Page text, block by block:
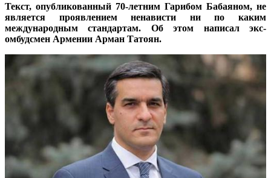
Текст, опубликованный 70-летним Гарибом Бабаяном, не
является проявлением ненависти ни по каким
международным стандартам. Об этом написал экс-
омбудсмен Армении Арман Татоян.